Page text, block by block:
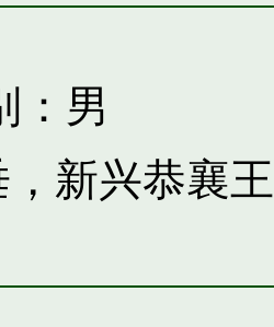
：男
新兴恭襄王